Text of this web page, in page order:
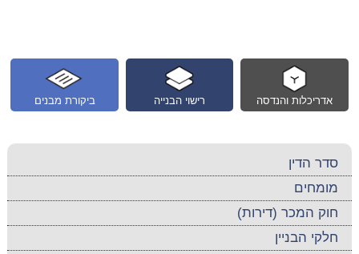
ביקורת מבנים רישוי הבנייה אדריכלות והנדסה
סדר הדין
מומחים
חוק המכר (דירות)
חלקי הבניין